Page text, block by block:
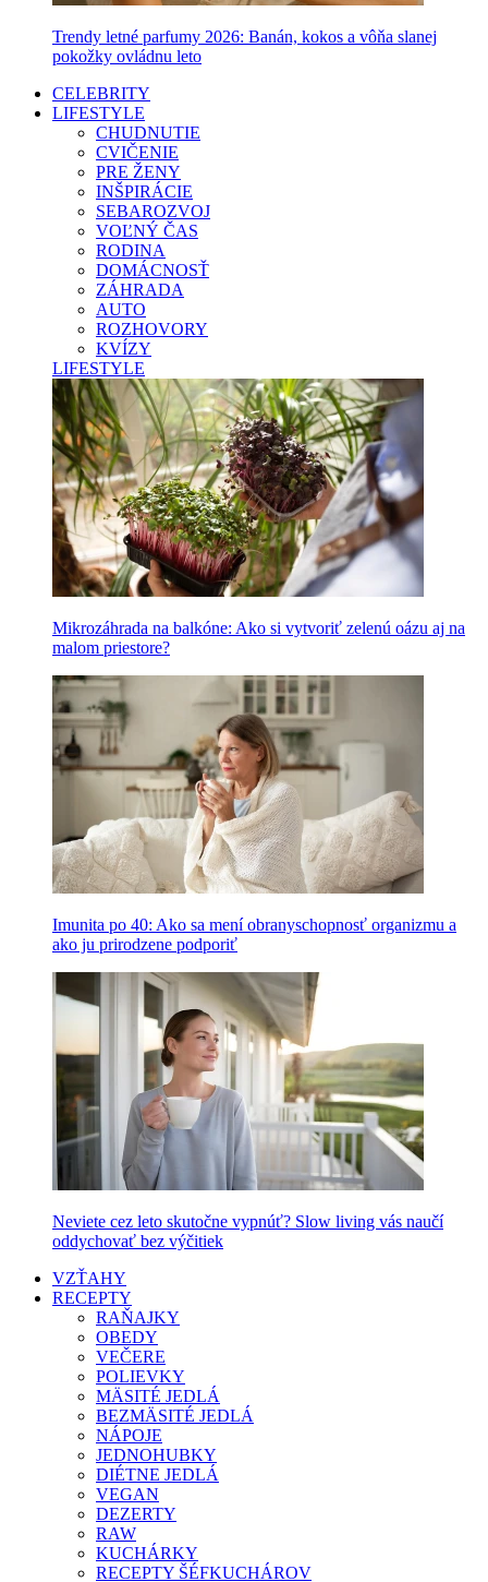
Trendy letné parfumy 2026: Banán, kokos a vôňa slanej
pokožky ovládnu leto
CELEBRITY
LIFESTYLE
CHUDNUTIE
CVIČENIE
PRE ŽENY
INŠPIRÁCIE
SEBAROZVOJ
VOĽNÝ ČAS
RODINA
DOMÁCNOSŤ
ZÁHRADA
AUTO
ROZHOVORY
KVÍZY
LIFESTYLE
Mikrozáhrada na balkóne: Ako si vytvoriť zelenú oázu aj na
malom priestore?
Imunita po 40: Ako sa mení obranyschopnosť organizmu a
ako ju prirodzene podporiť
Neviete cez leto skutočne vypnúť? Slow living vás naučí
oddychovať bez výčitiek
VZŤAHY
RECEPTY
RAŇAJKY
OBEDY
VEČERE
POLIEVKY
MÄSITÉ JEDLÁ
BEZMÄSITÉ JEDLÁ
NÁPOJE
JEDNOHUBKY
DIÉTNE JEDLÁ
VEGAN
DEZERTY
RAW
KUCHÁRKY
RECEPTY ŠÉFKUCHÁROV